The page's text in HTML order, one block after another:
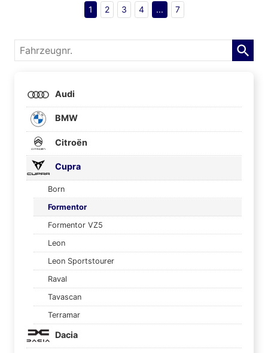
1 2 3 4 ... 7
Fahrzeugnr.
Audi
BMW
Citroën
Cupra
Born
Formentor
Formentor VZ5
Leon
Leon Sportstourer
Raval
Tavascan
Terramar
Dacia